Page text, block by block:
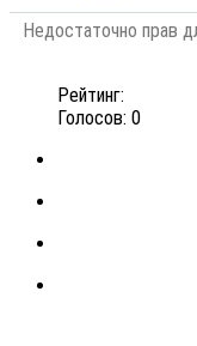
Недостаточно прав
Рейтинг:
Голосов: 0